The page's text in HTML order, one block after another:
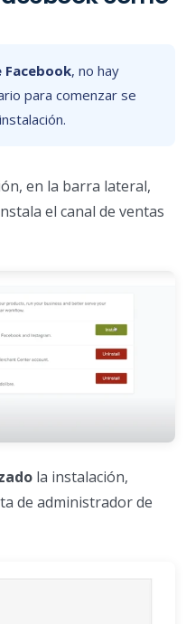
Facebook, no hay
para comenzar se
en la barra lateral,
el canal de ventas
la instalación,
de administrador de